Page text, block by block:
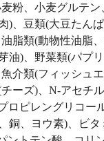
粉、小麦グルテ
)、豆類(大豆たん
脂類(動物性油脂
油)、野菜類(パプ
介類(フィッシュ
ーズ)、N-アセチ
ロピレングリコー
銅、ヨウ素)、ビタ